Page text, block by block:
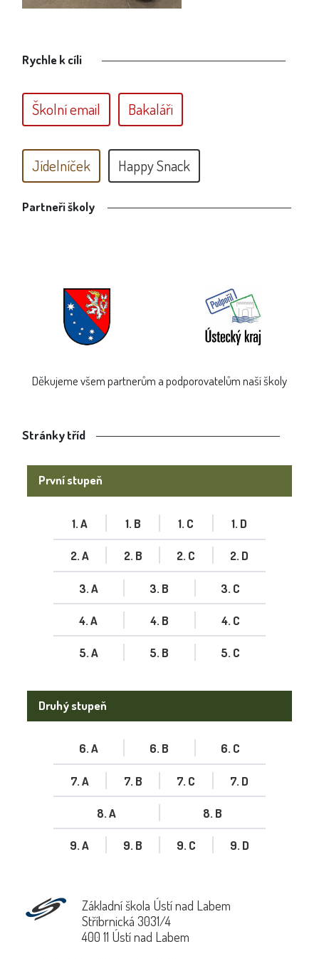
Rychle k cíli
Školní email Bakaláři
Jídelníček Happy Snack
Partneři školy
Děkujeme všem partnerům a podporovatelům naší školy
Stránky tříd
První stupeň
1. A 1. B 1. C 1. D
2. A 2. B 2. C 2. D
3. A 3. B 3. C
4. A 4. B 4. C
5. A 5. B 5. C
Druhý stupeň
6. A 6. B 6. C
7. A 7. B 7. C 7. D
8. A 8. B
9. A 9. B 9. C 9. D
Základní škola Ústí nad Labem
Stříbrnická 3031/4
400 11 Ústí nad Labem